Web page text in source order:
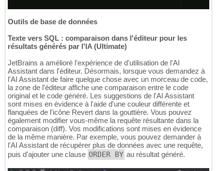
Outils de base de données
Texte vers SQL : comparaison dans l'éditeur pour les
résultats générés par l'IA (Ultimate)
JetBrains a amélioré l'expérience de d'utilisation de l'AI
Assistant dans l'éditeur. Désormais, lorsque vous demandez à
l'AI Assistant de faire quelque chose avec un morceau de code,
la zone de l'éditeur affiche une comparaison entre le code
original et le code généré. Les suggestions de l'AI Assistant
sont mises en évidence à l'aide d'une couleur différente et
flanquées de l'icône Revert dans la gouttière. Vous pouvez
également modifier vous-même la requête résultante dans la
comparaison (diff). Vos modifications sont mises en évidence
de la même manière. Par exemple, vous pouvez demander à
l'AI Assistant de récupérer plus de données avec une requête,
puis d'ajouter une clause ORDER BY au résultat généré.